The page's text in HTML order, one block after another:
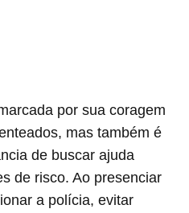
por sua coragem
mas também é
de buscar ajuda
de risco. Ao presenciar
a polícia, evitar